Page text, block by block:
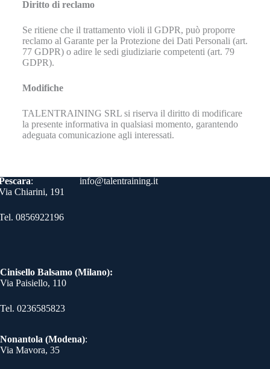
Diritto di reclamo
Se ritiene che il trattamento violi il GDPR, può proporre
reclamo al Garante per la Protezione dei Dati Personali (art.
77 GDPR) o adire le sedi giudiziarie competenti (art. 79
GDPR).
Modifiche
TALENTRAINING SRL si riserva il diritto di modificare
la presente informativa in qualsiasi momento, garantendo
adeguata comunicazione agli interessati.
info@talentraining.it
:
Chiarini, 191
0856922196
Cinisello Balsamo (Milano):
Via Paisiello, 110
Tel. 0236585823​
Nonantola (Modena):
Via Mavora, 35